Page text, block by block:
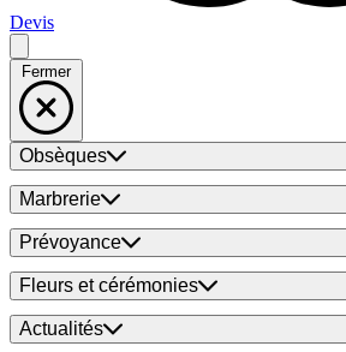
Devis
Fermer
Obsèques
Marbrerie
Prévoyance
Fleurs et cérémonies
Actualités